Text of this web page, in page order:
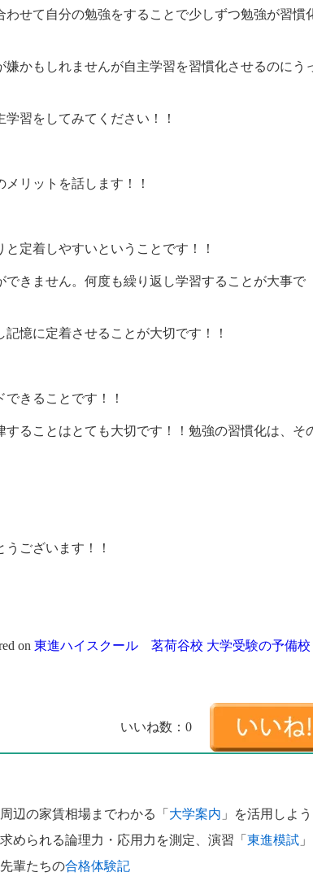
せて自分の勉強をすることで少しずつ勉強が習慣
かもしれませんが自主学習を習慣化させるのにう
習をしてみてください！！
リットを話します！！
定着しやすいということです！！
できません。何度も繰り返し学習することが大事で
憶に定着させることが大切です！！
きることです！！
ることはとても大切です！！勉強の習慣化は、そ
ございます！！
on 東進ハイスクール 茗荷谷校 大学受験の予備校
いいね数： 0
辺の家賃相場までわかる「 大学案内 」を活用しよ
められる論理力・応用力を測定、演習「 東進模試 」
輩たちの合格体験記